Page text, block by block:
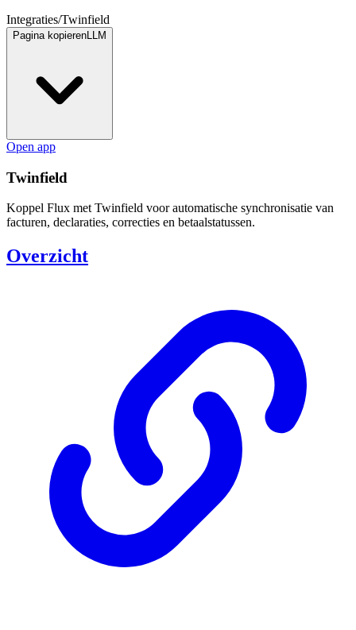
Integraties/Twinfield
Pagina kopierenLLM
Open app
Twinfield
Koppel Flux met Twinfield voor automatische synchronisatie van
facturen, declaraties, correcties en betaalstatussen.
Overzicht